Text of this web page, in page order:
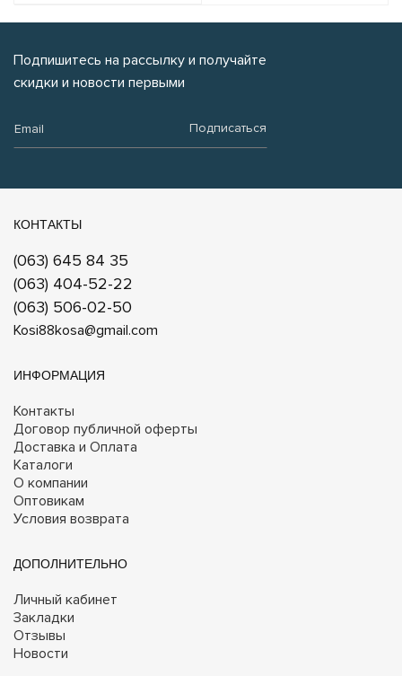
Подпишитесь на рассылку и получайте
скидки и новости первыми
Подписаться
КОНТАКТЫ
(063) 645 84 35
(063) 404-52-22
(063) 506-02-50
Kosi88kosa@gmail.com
ИНФОРМАЦИЯ
Контакты
Договор публичной оферты
Доставка и Оплата
Каталоги
О компании
Оптовикам
Условия возврата
ДОПОЛНИТЕЛЬНО
Личный кабинет
Закладки
Отзывы
Новости